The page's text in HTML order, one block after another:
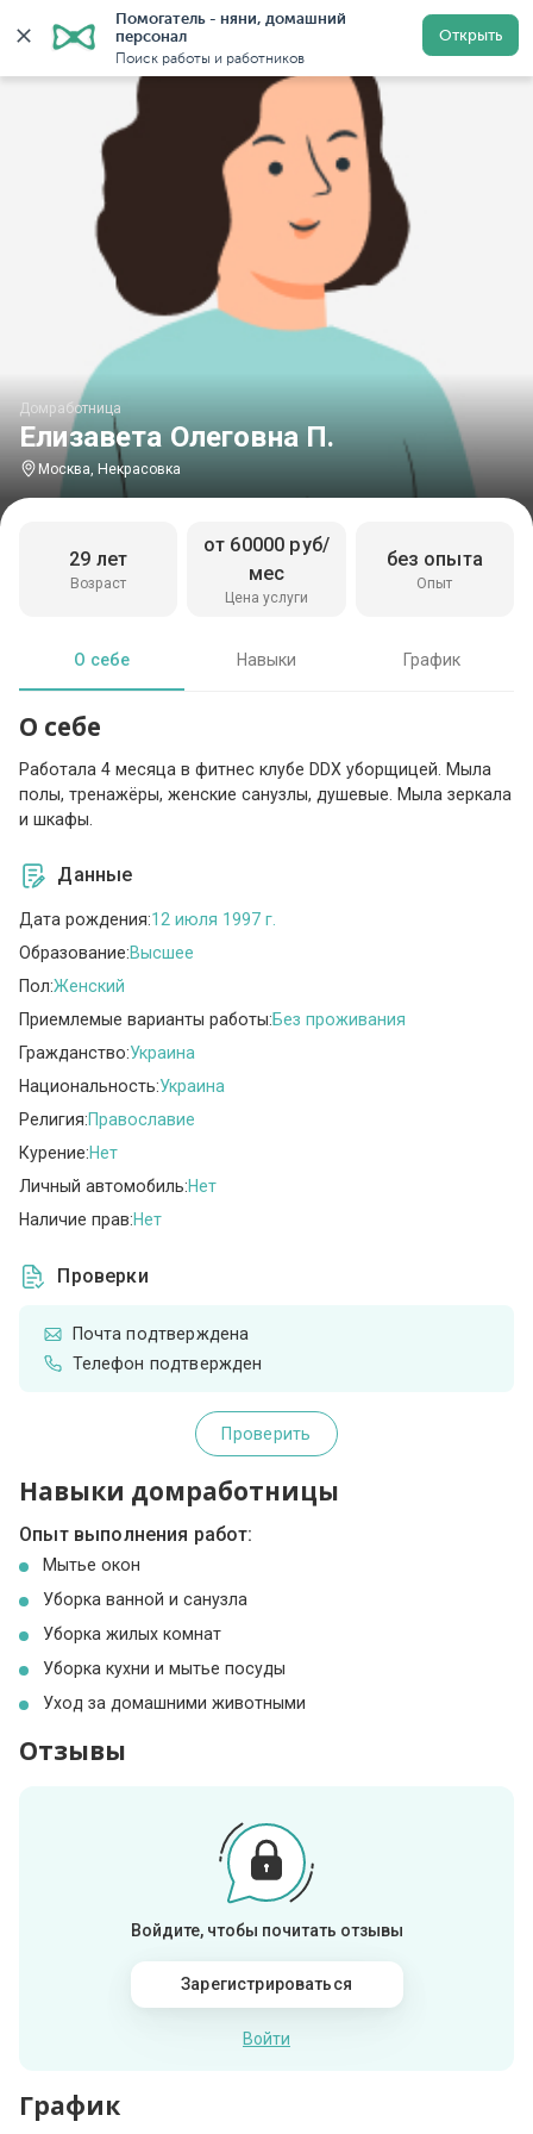
Помогатель - няни, домашний
персонал
Поиск работы и работников
Открыть
Главная Домработницы Домработницы в Москве
Елизавета Олеговна П.
Домработница
Москва, Некрасовка
Возраст
29 лет
Цена услуги
от 60000 руб/
мес
Опыт
без опыта
О себе Навыки График
О себе
Работала 4 месяца в фитнес клубе DDX уборщицей. Мыла
полы, тренажёры, женские санузлы, душевые. Мыла зеркала
и шкафы.
Данные
Дата рождения:12 июля 1997 г.
Образование:Высшее
Пол:Женский
Приемлемые варианты работы:Без проживания
Гражданство:Украина
Национальность:Украина
Религия:Православие
Курение:Нет
Личный автомобиль:Нет
Наличие прав:Нет
Проверки
Почта подтверждена
Телефон подтвержден
Проверить
Навыки домработницы
Опыт выполнения работ:
Мытье окон
Уборка ванной и санузла
Уборка жилых комнат
Уборка кухни и мытье посуды
Уход за домашними животными
Отзывы
Войдите, чтобы почитать отзывы
Зарегистрироваться
Войти
График